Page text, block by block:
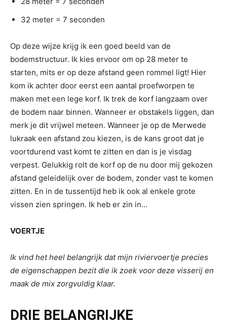
32 meter = 7 seconden
Op deze wijze krijg ik een goed beeld van de
bodemstructuur. Ik kies ervoor om op 28 meter te
starten, mits er op deze afstand geen rommel ligt! Hier
kom ik achter door eerst een aantal proefworpen te
maken met een lege korf. Ik trek de korf langzaam over
de bodem naar binnen. Wanneer er obstakels liggen, dan
merk je dit vrijwel meteen. Wanneer je op de Merwede
lukraak een afstand zou kiezen, is de kans groot dat je
voortdurend vast komt te zitten en dan is je visdag
verpest. Gelukkig rolt de korf op de nu door mij gekozen
afstand geleidelijk over de bodem, zonder vast te komen
zitten. En in de tussentijd heb ik ook al enkele grote
vissen zien springen. Ik heb er zin in…
VOERTJE
Ik vind het heel belangrijk dat mijn riviervoertje precies
de eigenschappen bezit die ik zoek voor deze visserij en
maak de mix zorgvuldig klaar.
DRIE BELANGRIJKE